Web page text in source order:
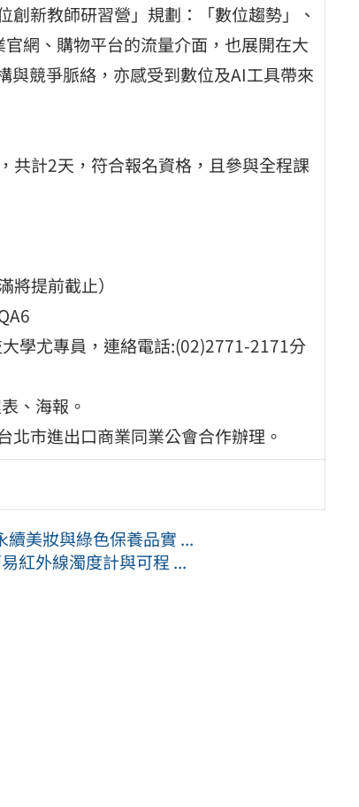
新教師研習營」規劃：「數位趨勢」、
網、購物平台的流量介面，也展開在大
與競爭脈絡，亦感受到數位及AI工具帶來
共計2天，符合報名資格，且參與全程課
提前截止）
學尤專員，連絡電話:(02)2771-2171分
、海報。
市進出口商業同業公會合作辦理。
美妝與綠色保養品實 ...
紅外線濁度計與可程 ...